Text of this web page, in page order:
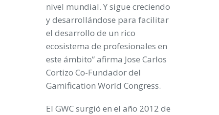
nivel mundial. Y sigue creciendo
y desarrollándose para facilitar
el desarrollo de un rico
ecosistema de profesionales en
este ámbito” afirma Jose Carlos
Cortizo Co-Fundador del
Gamification World Congress.
El GWC surgió en el año 2012 de